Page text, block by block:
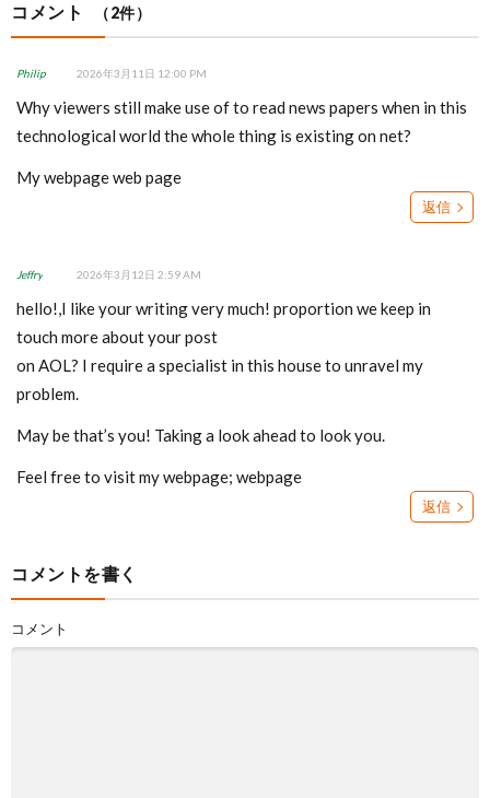
コメント （2件）
Philip 2026年3月11日 12:00 PM
Why viewers still make use of to read news papers when in this
technological world the whole thing is existing on net?
My webpageweb page
返信
Jeffry 2026年3月12日 2:59 AM
hello!,I like your writing very much! proportion we keep in
touch more about your post
on AOL? I require a specialist in this house to unravel my
problem.
May be that’s you! Taking a look ahead to look you.
Feel free to visit my webpage; webpage
返信
コメントを書く
コメント